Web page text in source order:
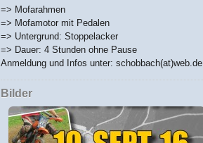
=> Mofarahmen
=> Mofamotor mit Pedalen
=> Untergrund: Stoppelacker
=> Dauer: 4 Stunden ohne Pause
Anmeldung und Infos unter: schobbach(at)web.de
Bilder